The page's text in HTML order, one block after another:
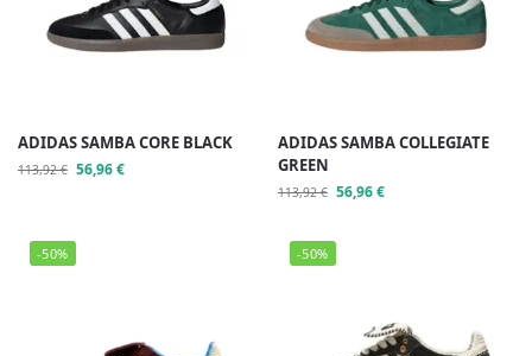
ADIDAS SAMBA CORE BLACK
113,92€ 56,96€
ADIDAS SAMBA COLLEGIATE
GREEN
113,92€ 56,96€
-50% -50%